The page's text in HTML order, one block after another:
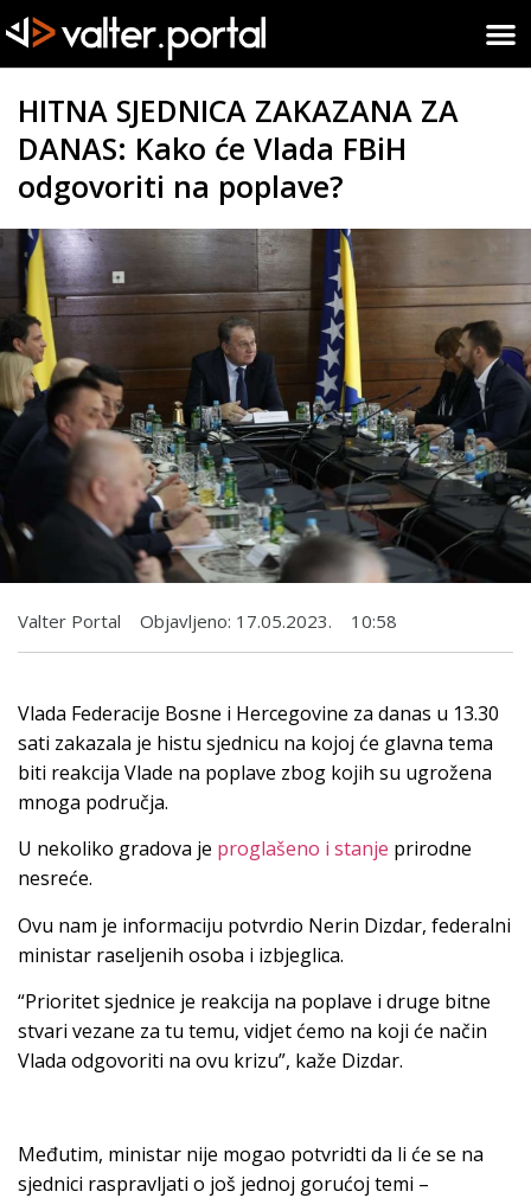
HITNA SJEDNICA ZAKAZANA ZA
DANAS: Kako će Vlada FBiH
odgovoriti na poplave?
Valter Portal Objavljeno: 17.05.2023. 10:58
Vlada Federacije Bosne i Hercegovine za danas u 13.30
sati zakazala je histu sjednicu na kojoj će glavna tema
biti reakcija Vlade na poplave zbog kojih su ugrožena
mnoga područja.
U nekoliko gradova je proglašeno i stanje prirodne
nesreće.
Ovu nam je informaciju potvrdio Nerin Dizdar, federalni
ministar raseljenih osoba i izbjeglica.
“Prioritet sjednice je reakcija na poplave i druge bitne
stvari vezane za tu temu, vidjet ćemo na koji će način
Vlada odgovoriti na ovu krizu”, kaže Dizdar.
Međutim, ministar nije mogao potvridti da li će se na
sjednici raspravljati o još jednoj gorućoj temi –